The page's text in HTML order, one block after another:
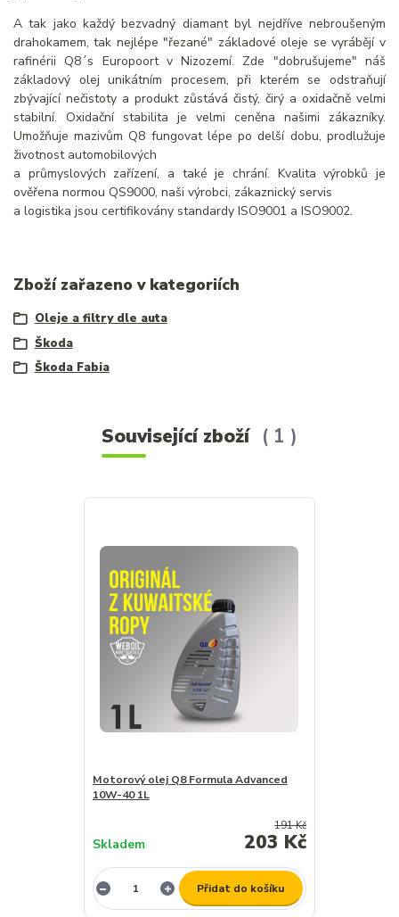
A tak jako každý bezvadný diamant byl nejdříve nebroušeným
drahokamem, tak nejlépe "řezané" základové oleje se vyrábějí v
rafinérii Q8´s Europoort v Nizozemí. Zde "dobrušujeme" náš
základový olej unikátním procesem, při kterém se odstraňují
zbývající nečistoty a produkt zůstává čistý, čirý a oxidačně velmi
stabilní. Oxidační stabilita je velmi ceněna našimi zákazníky.
Umožňuje mazivům Q8 fungovat lépe po delší dobu, prodlužuje
životnost automobilových
a průmyslových zařízení, a také je chrání. Kvalita výrobků je
ověřena normou QS9000, naši výrobci, zákaznický servis
a logistika jsou certifikovány standardy ISO9001 a ISO9002.
Zboží zařazeno v kategoriích
Oleje a filtry dle auta
Škoda
Škoda Fabia
Související zboží 1
Motorový olej Q8 Formula Advanced
10W-40 1L
191 Kč
203 Kč
Skladem
Přidat do košíku